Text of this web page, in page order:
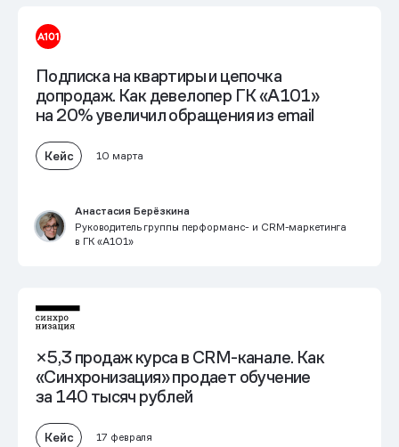
Подписка на квартиры и цепочка
допродаж. Как девелопер ГК «А101»
на 20% увеличил обращения из email
Кейс 10 марта
Анастасия Берёзкина
Руководитель группы перформанс- и CRM-маркетинга
в ГК «А101»
×5,3 продаж курса в CRM-канале. Как
«Синхронизация» продает обучение
за 140 тысяч рублей
Кейс 17 февраля